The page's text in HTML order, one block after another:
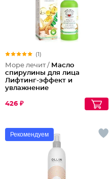
(1)
Море лечит / Масло
спирулины для лица
Лифтинг-эффект и
увлажнение
426 ₽
Рекомендуем